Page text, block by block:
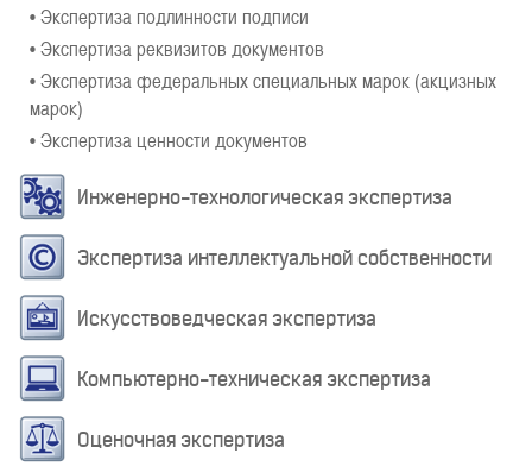
• Экспертиза подлинности подписи
• Экспертиза реквизитов документов
• Экспертиза федеральных специальных марок (акцизных
марок)
• Экспертиза ценности документов
Инженерно-технологическая экспертиза
Экспертиза интеллектуальной собственности
Искусствоведческая экспертиза
Компьютерно-техническая экспертиза
Оценочная экспертиза